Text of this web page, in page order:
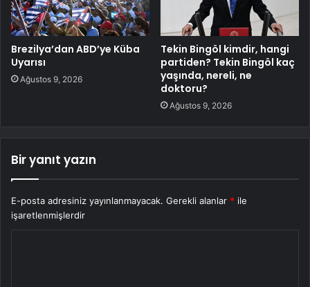
Brezilya’dan ABD’ye Küba
Uyarısı
Ağustos 9, 2026
Tekin Bingöl kimdir, hangi
partiden? Tekin Bingöl kaç
yaşında, nereli, ne
doktoru?
Ağustos 9, 2026
Bir yanıt yazın
E-posta adresiniz yayınlanmayacak. Gerekli alanlar * ile
işaretlenmişlerdir